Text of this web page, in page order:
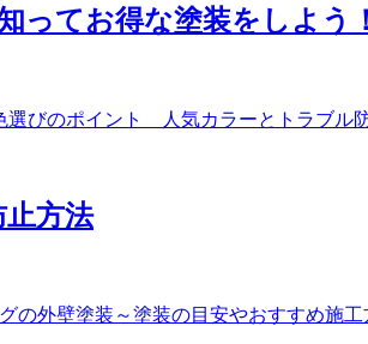
ってお得な塗装をしよう
方法